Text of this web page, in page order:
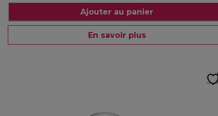
Ajouter au panier
En savoir plus